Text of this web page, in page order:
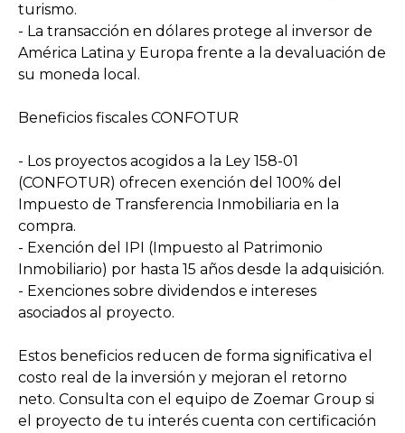
turismo.
- La transacción en dólares protege al inversor de
América Latina y Europa frente a la devaluación de
su moneda local.
Beneficios fiscales CONFOTUR
- Los proyectos acogidos a la Ley 158-01
(CONFOTUR) ofrecen exención del 100% del
Impuesto de Transferencia Inmobiliaria en la
compra.
- Exención del IPI (Impuesto al Patrimonio
Inmobiliario) por hasta 15 años desde la adquisición.
- Exenciones sobre dividendos e intereses
asociados al proyecto.
Estos beneficios reducen de forma significativa el
costo real de la inversión y mejoran el retorno
neto. Consulta con el equipo de Zoemar Group si
el proyecto de tu interés cuenta con certificación